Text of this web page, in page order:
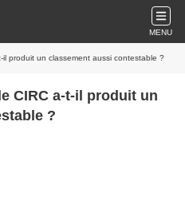
MENU
produit un classement aussi contestable ?
CIRC a-t-il produit un
?